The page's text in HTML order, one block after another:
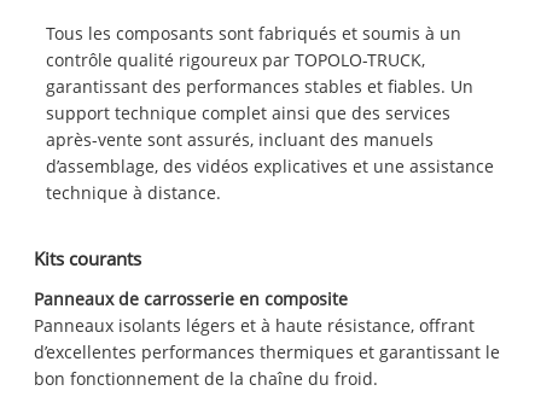
Tous les composants sont fabriqués et soumis à un
contrôle qualité rigoureux par TOPOLO-TRUCK,
garantissant des performances stables et fiables. Un
support technique complet ainsi que des services
après-vente sont assurés, incluant des manuels
d’assemblage, des vidéos explicatives et une assistance
technique à distance.
Kits courants
Panneaux de carrosserie en composite
Panneaux isolants légers et à haute résistance, offrant
d’excellentes performances thermiques et garantissant le
bon fonctionnement de la chaîne du froid.